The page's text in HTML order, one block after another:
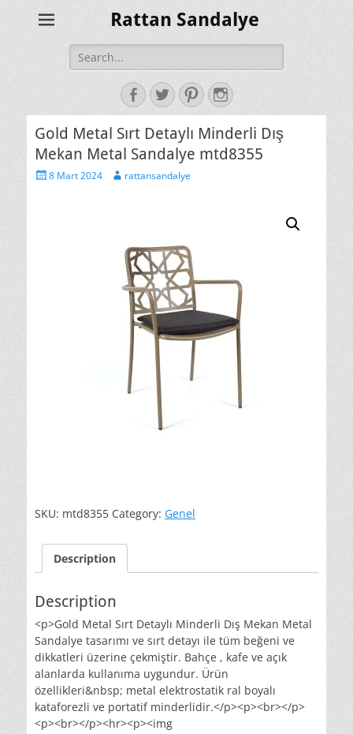
Rattan Sandalye
Search
for:
Facebook
TwitterPinterestInstagram
Gold Metal Sırt Detaylı Minderli Dış
Mekan Metal Sandalye mtd8355
Posted8 Mart 2024 Authorrattansandalye
SKU: mtd8355 Category: Genel
Description
Description
<p>Gold Metal Sırt Detaylı Minderli Dış Mekan Metal
Sandalye tasarımı ve sırt detayı ile tüm beğeni ve
dikkatleri üzerine çekmiştir. Bahçe , kafe ve açık
alanlarda kullanıma uygundur. Ürün
özellikleri&nbsp; metal elektrostatik ral boyalı
kataforezli ve portatif minderlidir.</p><p><br></p>
<p><br></p><hr><p><img